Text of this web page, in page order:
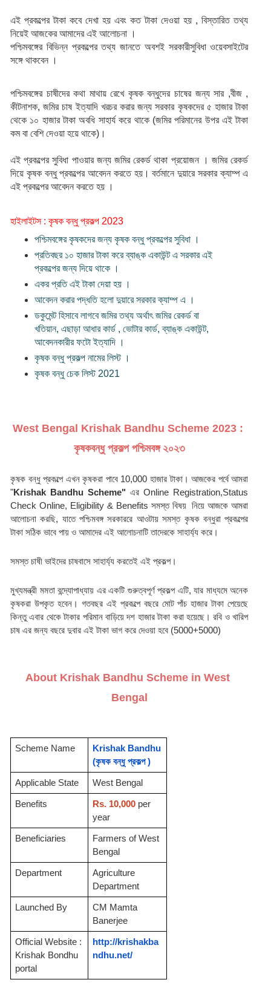
এই প্রকল্পের টাকা কবে দেখা হয় এবং কত টাকা দেওয়া হয় , বিস্তারিত তথ্য
নিয়েই আজকের আমাদের এই আলোচনা ।
পশ্চিমবঙ্গের বিভিন্ন প্রকল্পের তথ্য জানতে অবশই সরকারীসুবিধা ওয়েবসাইটের
সঙ্গে থাকবেন ।
পশ্চিমবঙ্গের চাষীদের কথা মাথায় রেখে কৃষক বন্ধুদের চাষের জন্য সার ,বীজ ,
কীটনাশক, জমির চাষ ইত্যাদি খরচর করার জন্য সরকার কৃষকদের ৫ হাজার টাকা
থেকে ১০ হাজার টাকা অবধি সাহার্য করে থাকে (জমির পরিমানের উপর এই টাকা
কম বা বেশি দেওয়া হয়ে থাকে)।
এই প্রকল্পের সুবিধা পাওয়ার জন্য জমির রেকর্ড থাকা প্রয়োজন । জমির রেকর্ড
দিয়ে কৃষক বন্ধু প্রকল্পের আবেদন করতে হয়। বর্তমানে দুয়ারে সরকার ক্যাম্প এ
এই প্রকল্পের আবেদন করতে হয় ।
হাইলাইটস : কৃষক বন্ধু প্রকল্প 2023
পশ্চিমবঙ্গের কৃষকদের জন্য কৃষক বন্ধু প্রকল্পের সুবিধা ।
প্রতিবছর ১০ হাজার টাকা করে ব্যাঙ্ক একাউন্ট এ সরকার এই
প্রকল্পের জন্য দিয়ে থাকে ।
একর প্রতি এই টাকা দেয়া হয় ।
আবেদন করার পদ্ধতি হলো দুয়ারে সরকার ক্যাম্প এ ।
ডকুমেন্ট হিসাবে লাগবে জমির তথ্য অর্থাৎ জমির রেকর্ড বা
খতিয়ান, এছাড়া আধার কার্ড , ভোটার কার্ড, ব্যাঙ্ক একাউন্ট,
আবেদনকারীর ফটো ইত্যাদি ।
কৃষক বন্ধু প্রকল্প নামের লিস্ট ।
কৃষক বন্ধু চেক লিস্ট 2021
West Bengal Krishak Bandhu Scheme 2023 :
কৃষকবন্ধু প্রকল্প পশ্চিমবঙ্গ ২০২৩
কৃষক বন্ধু প্রকল্পে এখন কৃষকরা পাবে 10,000 হাজার টাকা। আজকের পর্বে আমরা
"Krishak Bandhu Scheme" এর Online Registration,Status
Check Online, Eligibility & Benefits সমস্ত বিষয়  নিয়ে আজকে আমরা
আলোচনা করছি, যাতে পশ্চিমবঙ্গ সরকাররে আওটায় সমস্ত কৃষক বন্ধুরা প্রকল্পের
টাকা সঠিক ভাবে পায় ও আমাদের এই আলোচনাটি তাদেরকে সাহার্য্য করে।
সমস্ত চাষী ভাইদের চাষবাসে সাহার্য্য করতেই এই প্রকল্প।
মুখ্যমন্ত্রী মমতা বন্দ্যোপাধ্যায় এর একটি গুরুত্বপূর্ণ প্রকল্প এটি, যার মাধ্যমে অনেক
কৃষকরা উপকৃত হবেন। গতবছর এই প্রকল্পে বছরে মোট পাঁচ হাজার টাকা পেয়েছে
কিন্তু এবার থেকে টাকার পরিমান বাড়িয়ে দশ হাজার টাকা করা হয়েছে। রবি ও খারিপ
চাষ এর জন্য বছরে দুবার এই টাকা ভাগ করে দেওয়া হবে (5000+5000)
About Krishak Bandhu Scheme in West
Bengal
Scheme Name
Krishak Bandhu
(কৃষক বন্ধু প্রকল্প )
Applicable State West Bengal
Benefits Rs. 10,000 per
year
Beneficiaries
Farmers of West
Bengal
Department
Agriculture
Department
Launched By
CM Mamta
Banerjee
Official Website :
Krishak Bondhu
portal
http://krishakba
ndhu.net/